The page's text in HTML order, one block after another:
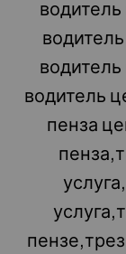
водитель
пенза